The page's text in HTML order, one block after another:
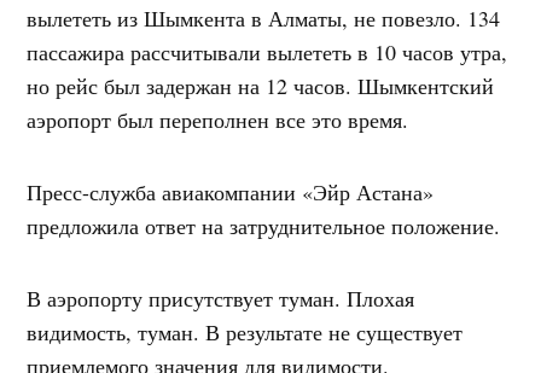
вылететь из Шымкента в Алматы, не повезло. 134
пассажира рассчитывали вылететь в 10 часов утра,
но рейс был задержан на 12 часов. Шымкентский
аэропорт был переполнен все это время.
Пресс-служба авиакомпании «Эйр Астана»
предложила ответ на затруднительное положение.
В аэропорту присутствует туман. Плохая
видимость, туман. В результате не существует
приемлемого значения для видимости.